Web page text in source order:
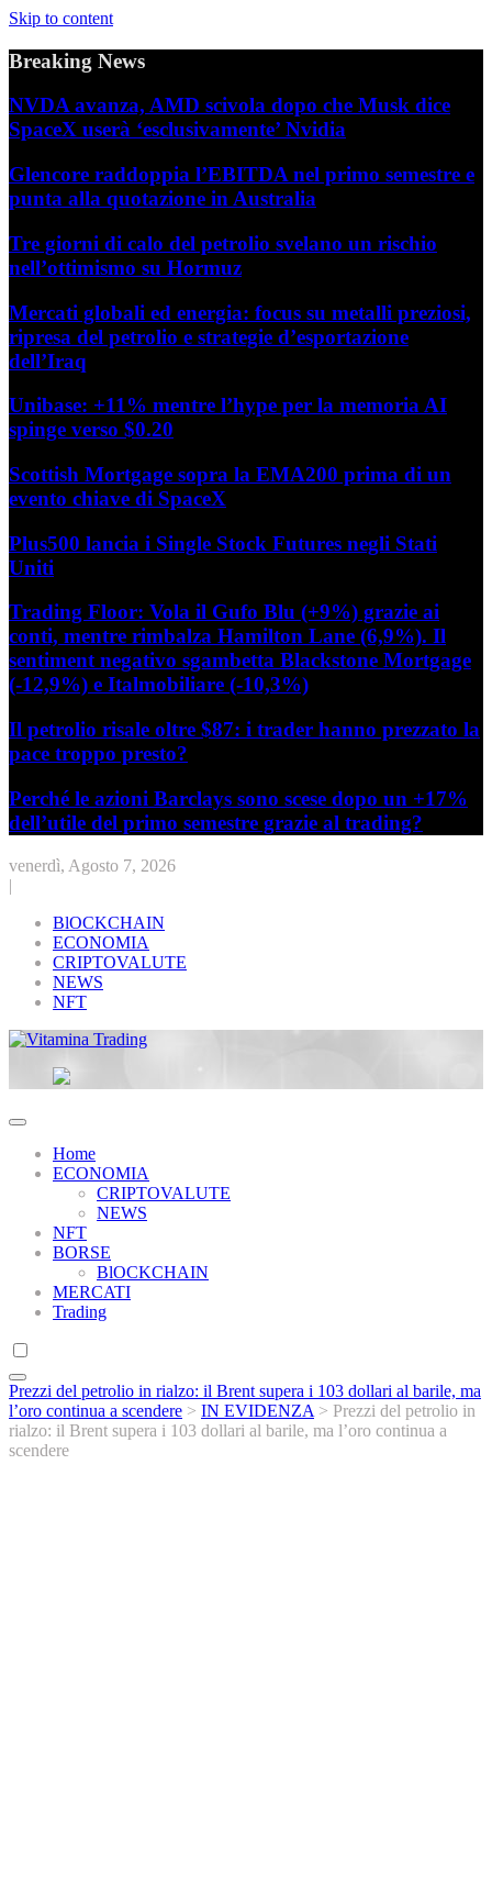
Skip to content
Breaking News
NVDA avanza, AMD scivola dopo che Musk dice
SpaceX userà ‘esclusivamente’ Nvidia
Glencore raddoppia l’EBITDA nel primo semestre e
punta alla quotazione in Australia
Tre giorni di calo del petrolio svelano un rischio
nell’ottimismo su Hormuz
Mercati globali ed energia: focus su metalli preziosi,
ripresa del petrolio e strategie d’esportazione
dell’Iraq
Unibase: +11% mentre l’hype per la memoria AI
spinge verso $0.20
Scottish Mortgage sopra la EMA200 prima di un
evento chiave di SpaceX
Plus500 lancia i Single Stock Futures negli Stati
Uniti
Trading Floor: Vola il Gufo Blu (+9%) grazie ai
conti, mentre rimbalza Hamilton Lane (6,9%). Il
sentiment negativo sgambetta Blackstone Mortgage
(-12,9%) e Italmobiliare (-10,3%)
Il petrolio risale oltre $87: i trader hanno prezzato la
pace troppo presto?
Perché le azioni Barclays sono scese dopo un +17%
dell’utile del primo semestre grazie al trading?
venerdì, Agosto 7, 2026
|
BlOCKCHAIN
ECONOMIA
CRIPTOVALUTE
NEWS
NFT
Vitamina Trading
Home
ECONOMIA
CRIPTOVALUTE
NEWS
NFT
BORSE
BlOCKCHAIN
MERCATI
Trading
Prezzi del petrolio in rialzo: il Brent supera i 103 dollari al barile, ma
l’oro continua a scendere > IN EVIDENZA > Prezzi del petrolio in
rialzo: il Brent supera i 103 dollari al barile, ma l’oro continua a
scendere